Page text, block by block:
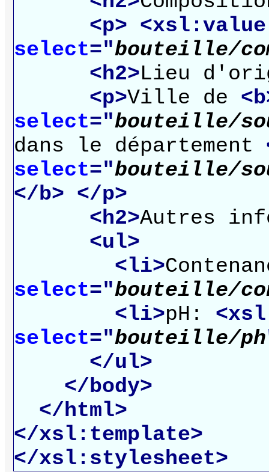
<p>
select="bouteille/
<h2>Lieu
<p>Ville de
select="bouteille/
dans le département
select="bouteille/
</b> </p>
<h2>Autres
<ul>
<li>
select="bouteille/
<li>pH:
select="bouteille/ph
</ul>
</body>
</html>
</xsl:template>
</xsl:stylesheet>